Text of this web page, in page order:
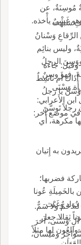
مُوسِنَةٌ، عن
وهو غَشْيٌ يأْخذه.
شبهت
الرِّقاعِ وَسْنانُ
وليس بنائِم
ووَسِنَ الرجلُ
فهو وسِنٌ
وَسْنَى
الأَعرابي:
في موضع آخر:
وقيل: جاءه
أَم ناشِطٌ
يا رجلُ
رجلاً تَوسَّنَ
مكرهة، أَي
به إِتيان
فضربها؛
عُونا
دُوَاد وغَيْث
ثِقالا جعل
لها مثلاً
له حَمٌّ ولا سَمٌّ.
آلِ وَسْنَى، آخرَ
ومَيْسانُ،